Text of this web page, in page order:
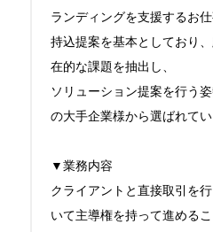
ランディングを支援するお仕
持込提案を基本としており
在的な課題を抽出し、
ソリューション提案を行う
の大手企業様から選ばれてい
▼業務内容
クライアントと直接取引を
いて主導権を持って進めるこ